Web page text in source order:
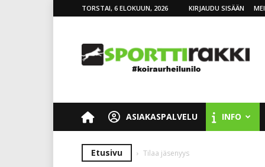
TORSTAI, 6 ELOKUUN, 2026 KIRJAUDU SISÄÄN
ASIAKASPALVELU INFO
Etusivu Tilaa jäsenyys